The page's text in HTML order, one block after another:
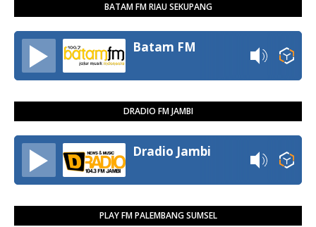
BATAM FM RIAU SEKUPANG
Batam FM
DRADIO FM JAMBI
Dradio Jambi
PLAY FM PALEMBANG SUMSEL